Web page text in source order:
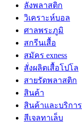
ลังพลาสติก
วิเคราะห์บอล
ศาลพระภูมิ
สกรีนเสื้อ
สมัคร exness
สั่งผลิตเสื้อโปโล
สายรัดพลาสติก
สินค้า
สินค้าและบริการ
สีเจลทาเล็บ